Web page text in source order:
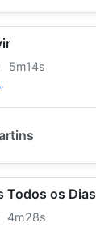
5m14s
Todos os Dias
4m28s